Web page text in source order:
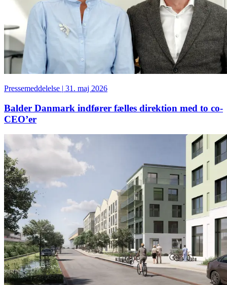
Pressemeddelelse | 31. maj 2026
Balder Danmark indfører fælles direktion med to co-
CEO’er